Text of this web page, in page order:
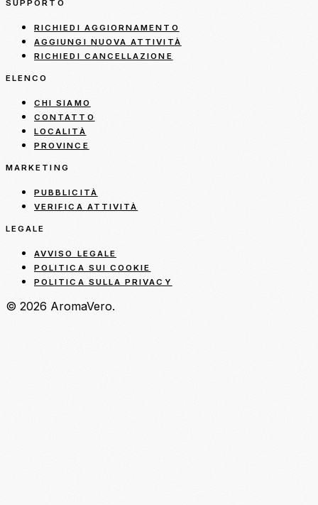
SUPPORTO
RICHIEDI AGGIORNAMENTO
AGGIUNGI NUOVA ATTIVITÀ
RICHIEDI CANCELLAZIONE
ELENCO
CHI SIAMO
CONTATTO
LOCALITÀ
PROVINCE
MARKETING
PUBBLICITÀ
VERIFICA ATTIVITÀ
LEGALE
AVVISO LEGALE
POLITICA SUI COOKIE
POLITICA SULLA PRIVACY
© 2026 AromaVero.